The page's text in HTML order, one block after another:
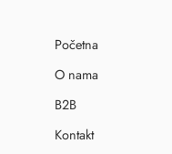
Početna
O nama
B2B
Kontakt